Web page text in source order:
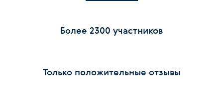
Более 2300 участников
Только положительные отзывы